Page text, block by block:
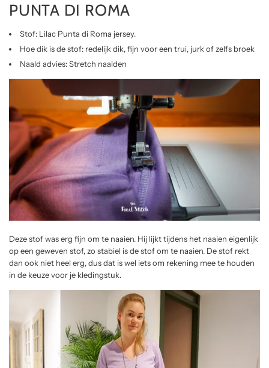
PUNTA DI ROMA
Stof: Lilac Punta di Roma jersey.
Hoe dik is de stof: redelijk dik, fijn voor een trui, jurk of zelfs broek
Naald advies:Stretch naalden
Deze stof was erg fijn om te naaien. Hij lijkt tijdens het naaien eigenlijk
op een geweven stof, zo stabiel is de stof om te naaien. De stof rekt
dan ook niet heel erg, dus dat is wel iets om rekening mee te houden
in de keuze voor je kledingstuk.